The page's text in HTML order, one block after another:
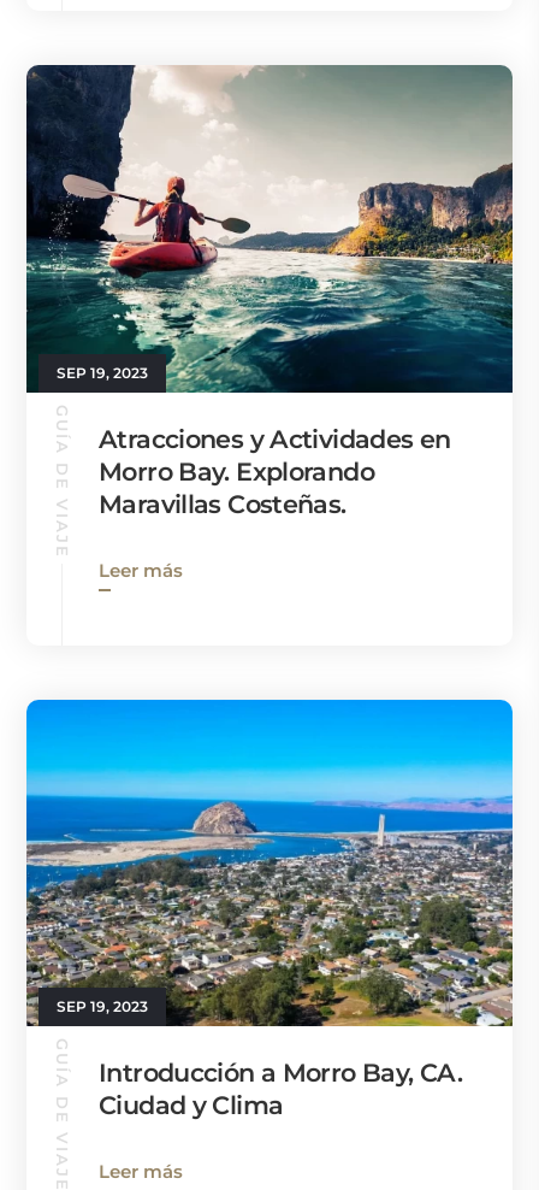
SEP 19, 2023
GUÍA DE VIAJE
Atracciones y Actividades en
Morro Bay. Explorando
Maravillas Costeñas.
Leer más
SEP 19, 2023
GUÍA DE VIAJE
Introducción a Morro Bay, CA.
Ciudad y Clima
Leer más